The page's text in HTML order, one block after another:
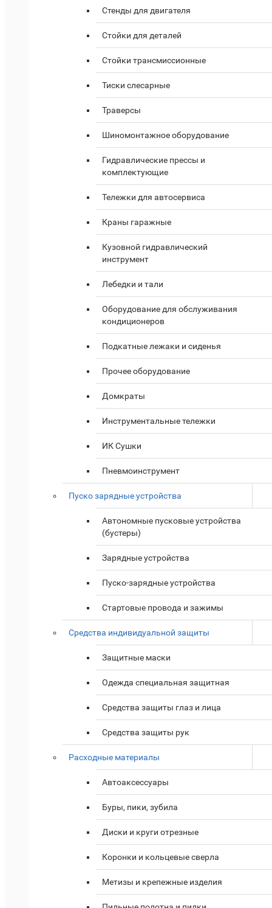
Стенды для двигателя
Стойки для деталей
Стойки трансмиссионные
Тиски слесарные
Траверсы
Шиномонтажное оборудование
Гидравлические прессы и
комплектующие
Тележки для автосервиса
Краны гаражные
Кузовной гидравлический
инструмент
Лебедки и тали
Оборудование для обслуживания
кондиционеров
Подкатные лежаки и сиденья
Прочее оборудование
Домкраты
Инструментальные тележки
ИК Сушки
Пневмоинструмент
Пуско зарядные устройства
Автономные пусковые устройства
(бустеры)
Зарядные устройства
Пуско-зарядные устройства
Стартовые провода и зажимы
Средства индивидуальной защиты
Защитные маски
Одежда специальная защитная
Средства защиты глаз и лица
Средства защиты рук
Расходные материалы
Автоаксессуары
Буры, пики, зубила
Диски и круги отрезные
Коронки и кольцевые сверла
Метизы и крепежные изделия